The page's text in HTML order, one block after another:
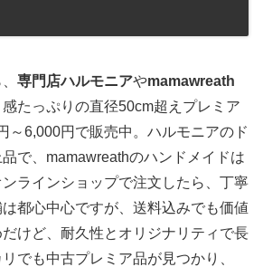
専門店ハルモニアやmamawreath
たっぷりの直径50cm超えプレミア
～6,000円で販売中。ハルモニアのド
で、mamawreathのハンドメイドは
ラインショップで注文したら、丁寧
都心中心ですが、送料込みでも価値
けど、耐久性とオリジナリティで長
でも中古プレミア品が見つかり、